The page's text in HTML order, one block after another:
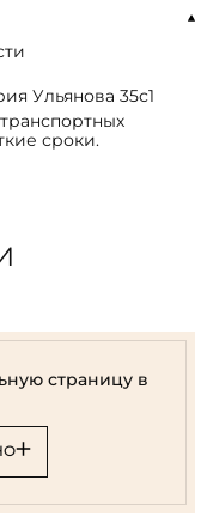
Ульянова 35с1
сроки.
страницу в